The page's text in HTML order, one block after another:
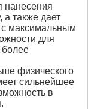
нанесения
а также дает
с максимальным
для
физического
сильнейшее
в